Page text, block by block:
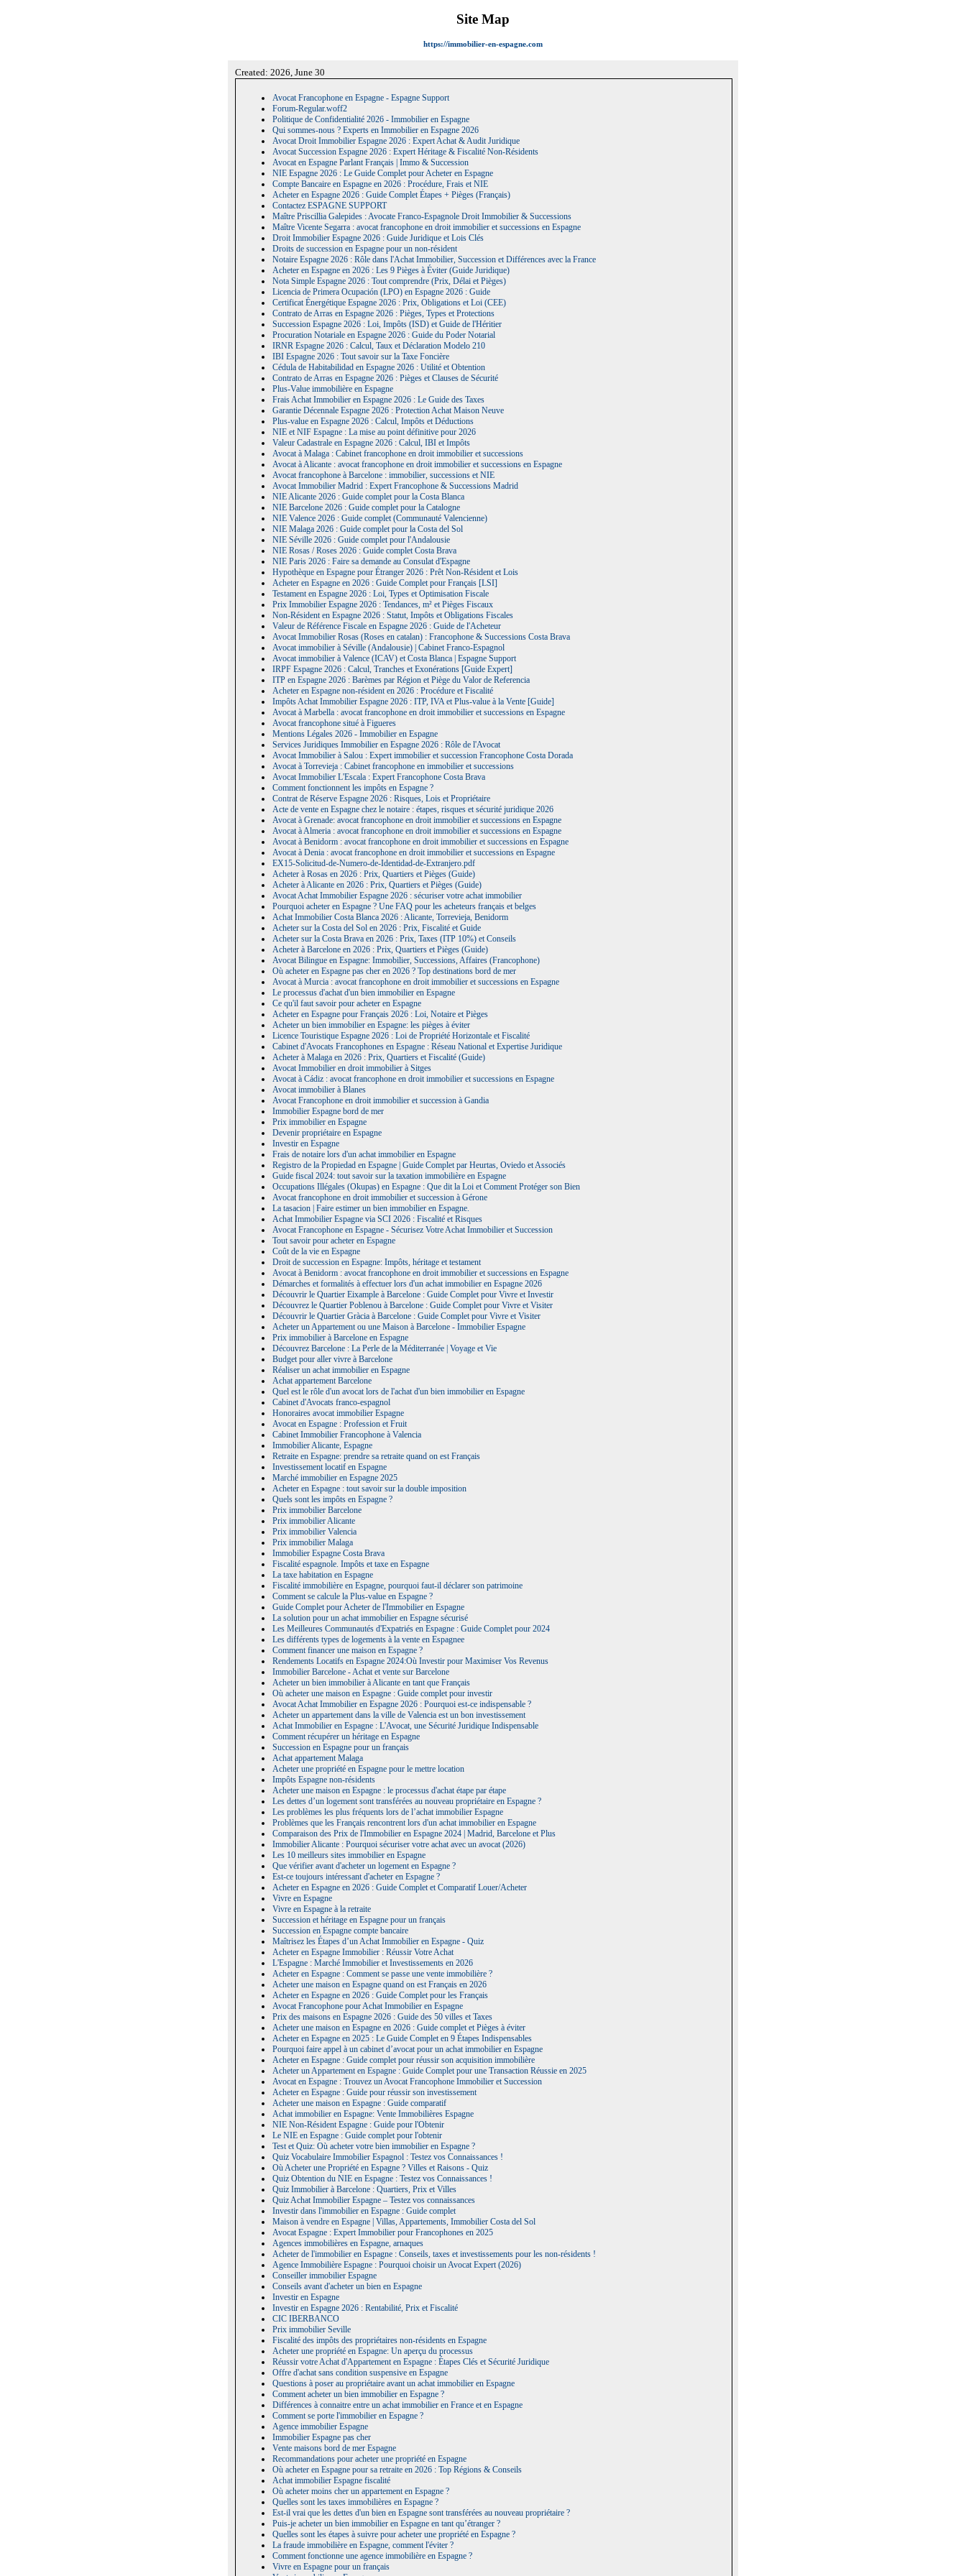
Site Map
https://immobilier-en-espagne.com
Created: 2026, June 30
Avocat Francophone en Espagne - Espagne Support
Forum-Regular.woff2
Politique de Confidentialité 2026 - Immobilier en Espagne
Qui sommes-nous ? Experts en Immobilier en Espagne 2026
Avocat Droit Immobilier Espagne 2026 : Expert Achat & Audit Juridique
Avocat Succession Espagne 2026 : Expert Héritage & Fiscalité Non-Résidents
Avocat en Espagne Parlant Français | Immo & Succession
NIE Espagne 2026 : Le Guide Complet pour Acheter en Espagne
Compte Bancaire en Espagne en 2026 : Procédure, Frais et NIE
Acheter en Espagne 2026 : Guide Complet Étapes + Pièges (Français)
Contactez ESPAGNE SUPPORT
Maître Priscillia Galepides : Avocate Franco-Espagnole Droit Immobilier & Successions
Maître Vicente Segarra : avocat francophone en droit immobilier et successions en Espagne
Droit Immobilier Espagne 2026 : Guide Juridique et Lois Clés
Droits de succession en Espagne pour un non-résident
Notaire Espagne 2026 : Rôle dans l'Achat Immobilier, Succession et Différences avec la France
Acheter en Espagne en 2026 : Les 9 Pièges à Éviter (Guide Juridique)
Nota Simple Espagne 2026 : Tout comprendre (Prix, Délai et Pièges)
Licencia de Primera Ocupación (LPO) en Espagne 2026 : Guide
Certificat Énergétique Espagne 2026 : Prix, Obligations et Loi (CEE)
Contrato de Arras en Espagne 2026 : Pièges, Types et Protections
Succession Espagne 2026 : Loi, Impôts (ISD) et Guide de l'Héritier
Procuration Notariale en Espagne 2026 : Guide du Poder Notarial
IRNR Espagne 2026 : Calcul, Taux et Déclaration Modelo 210
IBI Espagne 2026 : Tout savoir sur la Taxe Foncière
Cédula de Habitabilidad en Espagne 2026 : Utilité et Obtention
Contrato de Arras en Espagne 2026 : Pièges et Clauses de Sécurité
Plus-Value immobilière en Espagne
Frais Achat Immobilier en Espagne 2026 : Le Guide des Taxes
Garantie Décennale Espagne 2026 : Protection Achat Maison Neuve
Plus-value en Espagne 2026 : Calcul, Impôts et Déductions
NIE et NIF Espagne : La mise au point définitive pour 2026
Valeur Cadastrale en Espagne 2026 : Calcul, IBI et Impôts
Avocat à Malaga : Cabinet francophone en droit immobilier et successions
Avocat à Alicante : avocat francophone en droit immobilier et successions en Espagne
Avocat francophone à Barcelone : immobilier, successions et NIE
Avocat Immobilier Madrid : Expert Francophone & Successions Madrid
NIE Alicante 2026 : Guide complet pour la Costa Blanca
NIE Barcelone 2026 : Guide complet pour la Catalogne
NIE Valence 2026 : Guide complet (Communauté Valencienne)
NIE Malaga 2026 : Guide complet pour la Costa del Sol
NIE Séville 2026 : Guide complet pour l'Andalousie
NIE Rosas / Roses 2026 : Guide complet Costa Brava
NIE Paris 2026 : Faire sa demande au Consulat d'Espagne
Hypothèque en Espagne pour Étranger 2026 : Prêt Non-Résident et Lois
Acheter en Espagne en 2026 : Guide Complet pour Français [LSI]
Testament en Espagne 2026 : Loi, Types et Optimisation Fiscale
Prix Immobilier Espagne 2026 : Tendances, m² et Pièges Fiscaux
Non-Résident en Espagne 2026 : Statut, Impôts et Obligations Fiscales
Valeur de Référence Fiscale en Espagne 2026 : Guide de l'Acheteur
Avocat Immobilier Rosas (Roses en catalan) : Francophone & Successions Costa Brava
Avocat immobilier à Séville (Andalousie) | Cabinet Franco-Espagnol
Avocat immobilier à Valence (ICAV) et Costa Blanca | Espagne Support
IRPF Espagne 2026 : Calcul, Tranches et Exonérations [Guide Expert]
ITP en Espagne 2026 : Barèmes par Région et Piège du Valor de Referencia
Acheter en Espagne non-résident en 2026 : Procédure et Fiscalité
Impôts Achat Immobilier Espagne 2026 : ITP, IVA et Plus-value à la Vente [Guide]
Avocat à Marbella : avocat francophone en droit immobilier et successions en Espagne
Avocat francophone situé à Figueres
Mentions Légales 2026 - Immobilier en Espagne
Services Juridiques Immobilier en Espagne 2026 : Rôle de l'Avocat
Avocat Immobilier à Salou : Expert immobilier et succession Francophone Costa Dorada
Avocat à Torrevieja : Cabinet francophone en immobilier et successions
Avocat Immobilier L'Escala : Expert Francophone Costa Brava
Comment fonctionnent les impôts en Espagne ?
Contrat de Réserve Espagne 2026 : Risques, Lois et Propriétaire
Acte de vente en Espagne chez le notaire : étapes, risques et sécurité juridique 2026
Avocat à Grenade: avocat francophone en droit immobilier et successions en Espagne
Avocat à Almeria : avocat francophone en droit immobilier et successions en Espagne
Avocat à Benidorm : avocat francophone en droit immobilier et successions en Espagne
Avocat à Denia : avocat francophone en droit immobilier et successions en Espagne
EX15-Solicitud-de-Numero-de-Identidad-de-Extranjero.pdf
Acheter à Rosas en 2026 : Prix, Quartiers et Pièges (Guide)
Acheter à Alicante en 2026 : Prix, Quartiers et Pièges (Guide)
Avocat Achat Immobilier Espagne 2026 : sécuriser votre achat immobilier
Pourquoi acheter en Espagne ? Une FAQ pour les acheteurs français et belges
Achat Immobilier Costa Blanca 2026 : Alicante, Torrevieja, Benidorm
Acheter sur la Costa del Sol en 2026 : Prix, Fiscalité et Guide
Acheter sur la Costa Brava en 2026 : Prix, Taxes (ITP 10%) et Conseils
Acheter à Barcelone en 2026 : Prix, Quartiers et Pièges (Guide)
Avocat Bilingue en Espagne: Immobilier, Successions, Affaires (Francophone)
Où acheter en Espagne pas cher en 2026 ? Top destinations bord de mer
Avocat à Murcia : avocat francophone en droit immobilier et successions en Espagne
Le processus d'achat d'un bien immobilier en Espagne
Ce qu'il faut savoir pour acheter en Espagne
Acheter en Espagne pour Français 2026 : Loi, Notaire et Pièges
Acheter un bien immobilier en Espagne: les pièges à éviter
Licence Touristique Espagne 2026 : Loi de Propriété Horizontale et Fiscalité
Cabinet d'Avocats Francophones en Espagne : Réseau National et Expertise Juridique
Acheter à Malaga en 2026 : Prix, Quartiers et Fiscalité (Guide)
Avocat Immobilier en droit immobilier à Sitges
Avocat à Cádiz : avocat francophone en droit immobilier et successions en Espagne
Avocat immobilier à Blanes
Avocat Francophone en droit immobilier et succession à Gandia
Immobilier Espagne bord de mer
Prix immobilier en Espagne
Devenir propriétaire en Espagne
Investir en Espagne
Frais de notaire lors d'un achat immobilier en Espagne
Registro de la Propiedad en Espagne | Guide Complet par Heurtas, Oviedo et Associés
Guide fiscal 2024: tout savoir sur la taxation immobilière en Espagne
Occupations Illégales (Okupas) en Espagne : Que dit la Loi et Comment Protéger son Bien
Avocat francophone en droit immobilier et succession à Gérone
La tasacion | Faire estimer un bien immobilier en Espagne.
Achat Immobilier Espagne via SCI 2026 : Fiscalité et Risques
Avocat Francophone en Espagne - Sécurisez Votre Achat Immobilier et Succession
Tout savoir pour acheter en Espagne
Coût de la vie en Espagne
Droit de succession en Espagne: Impôts, héritage et testament
Avocat à Benidorm : avocat francophone en droit immobilier et successions en Espagne
Démarches et formalités à effectuer lors d'un achat immobilier en Espagne 2026
Découvrir le Quartier Eixample à Barcelone : Guide Complet pour Vivre et Investir
Découvrez le Quartier Poblenou à Barcelone : Guide Complet pour Vivre et Visiter
Découvrir le Quartier Gràcia à Barcelone : Guide Complet pour Vivre et Visiter
Acheter un Appartement ou une Maison à Barcelone - Immobilier Espagne
Prix immobilier à Barcelone en Espagne
Découvrez Barcelone : La Perle de la Méditerranée | Voyage et Vie
Budget pour aller vivre à Barcelone
Réaliser un achat immobilier en Espagne
Achat appartement Barcelone
Quel est le rôle d'un avocat lors de l'achat d'un bien immobilier en Espagne
Cabinet d'Avocats franco-espagnol
Honoraires avocat immobilier Espagne
Avocat en Espagne : Profession et Fruit
Cabinet Immobilier Francophone à Valencia
Immobilier Alicante, Espagne
Retraite en Espagne: prendre sa retraite quand on est Français
Investissement locatif en Espagne
Marché immobilier en Espagne 2025
Acheter en Espagne : tout savoir sur la double imposition
Quels sont les impôts en Espagne ?
Prix immobilier Barcelone
Prix immobilier Alicante
Prix immobilier Valencia
Prix immobilier Malaga
Immobilier Espagne Costa Brava
Fiscalité espagnole. Impôts et taxe en Espagne
La taxe habitation en Espagne
Fiscalité immobilière en Espagne, pourquoi faut-il déclarer son patrimoine
Comment se calcule la Plus-value en Espagne ?
Guide Complet pour Acheter de l'Immobilier en Espagne
La solution pour un achat immobilier en Espagne sécurisé
Les Meilleures Communautés d'Expatriés en Espagne : Guide Complet pour 2024
Les différents types de logements à la vente en Espagnee
Comment financer une maison en Espagne ?
Rendements Locatifs en Espagne 2024:Où Investir pour Maximiser Vos Revenus
Immobilier Barcelone - Achat et vente sur Barcelone
Acheter un bien immobilier à Alicante en tant que Français
Où acheter une maison en Espagne : Guide complet pour investir
Avocat Achat Immobilier en Espagne 2026 : Pourquoi est-ce indispensable ?
Acheter un appartement dans la ville de Valencia est un bon investissement
Achat Immobilier en Espagne : L'Avocat, une Sécurité Juridique Indispensable
Comment récupérer un héritage en Espagne
Succession en Espagne pour un français
Achat appartement Malaga
Acheter une propriété en Espagne pour le mettre location
Impôts Espagne non-résidents
Acheter une maison en Espagne : le processus d'achat étape par étape
Les dettes d’un logement sont transférées au nouveau propriétaire en Espagne ?
Les problèmes les plus fréquents lors de l’achat immobilier Espagne
Problèmes que les Français rencontrent lors d'un achat immobilier en Espagne
Comparaison des Prix de l'Immobilier en Espagne 2024 | Madrid, Barcelone et Plus
Immobilier Alicante : Pourquoi sécuriser votre achat avec un avocat (2026)
Les 10 meilleurs sites immobilier en Espagne
Que vérifier avant d'acheter un logement en Espagne ?
Est-ce toujours intéressant d'acheter en Espagne ?
Acheter en Espagne en 2026 : Guide Complet et Comparatif Louer/Acheter
Vivre en Espagne
Vivre en Espagne à la retraite
Succession et héritage en Espagne pour un français
Succession en Espagne compte bancaire
Maîtrisez les Étapes d’un Achat Immobilier en Espagne - Quiz
Acheter en Espagne Immobilier : Réussir Votre Achat
L'Espagne : Marché Immobilier et Investissements en 2026
Acheter en Espagne : Comment se passe une vente immobilière ?
Acheter une maison en Espagne quand on est Français en 2026
Acheter en Espagne en 2026 : Guide Complet pour les Français
Avocat Francophone pour Achat Immobilier en Espagne
Prix des maisons en Espagne 2026 : Guide des 50 villes et Taxes
Acheter une maison en Espagne en 2026 : Guide complet et Pièges à éviter
Acheter en Espagne en 2025 : Le Guide Complet en 9 Étapes Indispensables
Pourquoi faire appel à un cabinet d’avocat pour un achat immobilier en Espagne
Acheter en Espagne : Guide complet pour réussir son acquisition immobilière
Acheter un Appartement en Espagne : Guide Complet pour une Transaction Réussie en 2025
Avocat en Espagne : Trouvez un Avocat Francophone Immobilier et Succession
Acheter en Espagne : Guide pour réussir son investissement
Acheter une maison en Espagne : Guide comparatif
Achat immobilier en Espagne: Vente Immobilières Espagne
NIE Non-Résident Espagne : Guide pour l'Obtenir
Le NIE en Espagne : Guide complet pour l'obtenir
Test et Quiz: Où acheter votre bien immobilier en Espagne ?
Quiz Vocabulaire Immobilier Espagnol : Testez vos Connaissances !
Où Acheter une Propriété en Espagne ? Villes et Raisons - Quiz
Quiz Obtention du NIE en Espagne : Testez vos Connaissances !
Quiz Immobilier à Barcelone : Quartiers, Prix et Villes
Quiz Achat Immobilier Espagne – Testez vos connaissances
Investir dans l'immobilier en Espagne : Guide complet
Maison à vendre en Espagne | Villas, Appartements, Immobilier Costa del Sol
Avocat Espagne : Expert Immobilier pour Francophones en 2025
Agences immobilières en Espagne, arnaques
Acheter de l'immobilier en Espagne : Conseils, taxes et investissements pour les non-résidents !
Agence Immobilière Espagne : Pourquoi choisir un Avocat Expert (2026)
Conseiller immobilier Espagne
Conseils avant d'acheter un bien en Espagne
Investir en Espagne
Investir en Espagne 2026 : Rentabilité, Prix et Fiscalité
CIC IBERBANCO
Prix immobilier Seville
Fiscalité des impôts des propriétaires non-résidents en Espagne
Acheter une propriété en Espagne: Un aperçu du processus
Réussir votre Achat d'Appartement en Espagne : Étapes Clés et Sécurité Juridique
Offre d'achat sans condition suspensive en Espagne
Questions à poser au propriétaire avant un achat immobilier en Espagne
Comment acheter un bien immobilier en Espagne ?
Différences à connaitre entre un achat immobilier en France et en Espagne
Comment se porte l'immobilier en Espagne ?
Agence immobilier Espagne
Immobilier Espagne pas cher
Vente maisons bord de mer Espagne
Recommandations pour acheter une propriété en Espagne
Où acheter en Espagne pour sa retraite en 2026 : Top Régions & Conseils
Achat immobilier Espagne fiscalité
Où acheter moins cher un appartement en Espagne ?
Quelles sont les taxes immobilières en Espagne ?
Est-il vrai que les dettes d'un bien en Espagne sont transférées au nouveau propriétaire ?
Puis-je acheter un bien immobilier en Espagne en tant qu’étranger ?
Quelles sont les étapes à suivre pour acheter une propriété en Espagne ?
La fraude immobilière en Espagne, comment l'éviter ?
Comment fonctionne une agence immobilière en Espagne ?
Vivre en Espagne pour un français